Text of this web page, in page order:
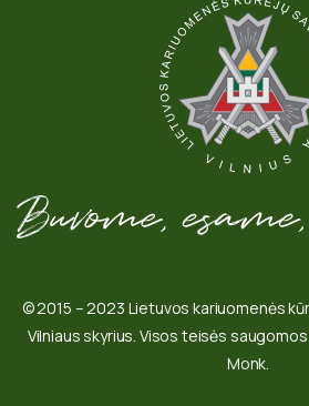
© 2015 – 2023 Lietuvos kariuomenės
Vilniaus skyrius. Visos teisės
Monk.